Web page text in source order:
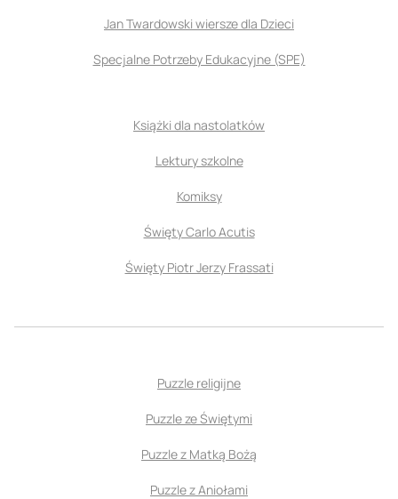
Jan Twardowski wiersze dla Dzieci
Specjalne Potrzeby Edukacyjne (SPE)
Książki dla nastolatków
Lektury szkolne
Komiksy
Święty Carlo Acutis
Święty Piotr Jerzy Frassati
Puzzle religijne
Puzzle ze Świętymi
Puzzle z Matką Bożą
Puzzle z Aniołami